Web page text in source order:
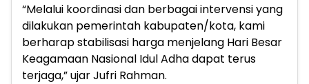
“Melalui koordinasi dan berbagai intervensi yang
dilakukan pemerintah kabupaten/kota, kami
berharap stabilisasi harga menjelang Hari Besar
Keagamaan Nasional Idul Adha dapat terus
terjaga,” ujar Jufri Rahman.